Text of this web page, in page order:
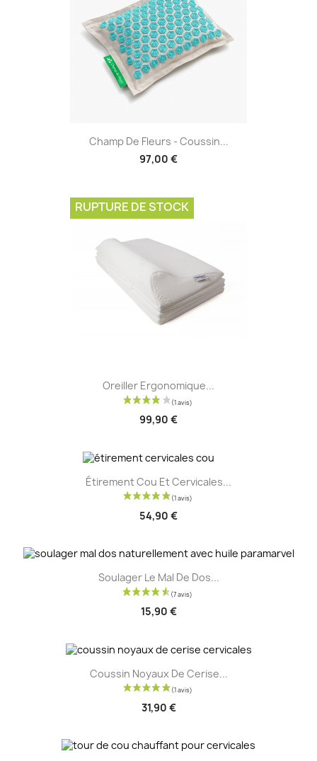
Champ De Fleurs - Coussin...
97,00 €
Oreiller Ergonomique...
99,90 €
RUPTURE DE STOCK
Étirement Cou Et Cervicales...
54,90 €
Soulager Le Mal De Dos...
15,90 €
Coussin Noyaux De Cerise...
31,90 €